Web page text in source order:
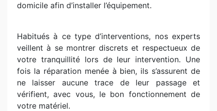
domicile afin d’installer l’équipement.
Habitués à ce type d’interventions, nos experts
veillent à se montrer discrets et respectueux de
votre tranquillité lors de leur intervention. Une
fois la réparation menée à bien, ils s’assurent de
ne laisser aucune trace de leur passage et
vérifient, avec vous, le bon fonctionnement de
votre matériel.